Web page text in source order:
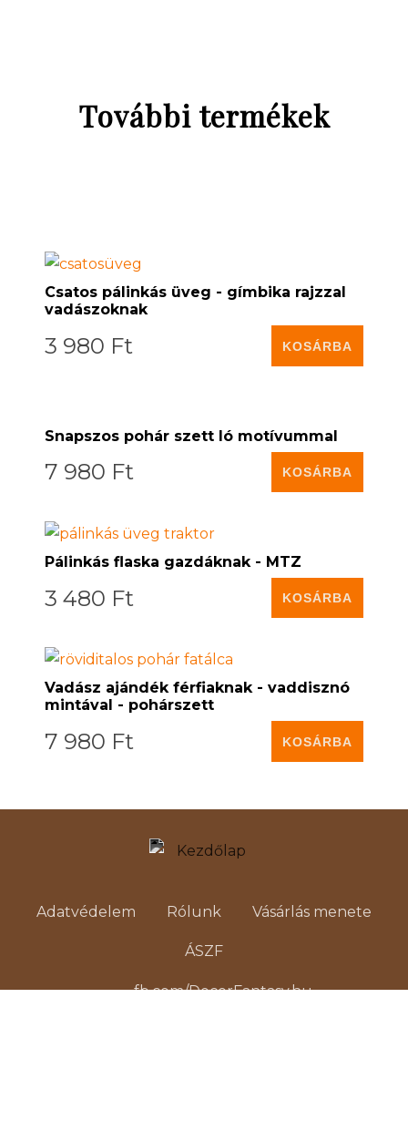
További termékek
Csatos pálinkás üveg - gímbika rajzzal
vadászoknak
3 980 Ft
Snapszos pohár szett ló motívummal
7 980 Ft
Pálinkás flaska gazdáknak - MTZ
3 480 Ft
Vadász ajándék férfiaknak - vaddisznó
mintával - pohárszett
7 980 Ft
Adatvédelem Rólunk Vásárlás menete
ÁSZF
fb.com/DecorFantasy.hu